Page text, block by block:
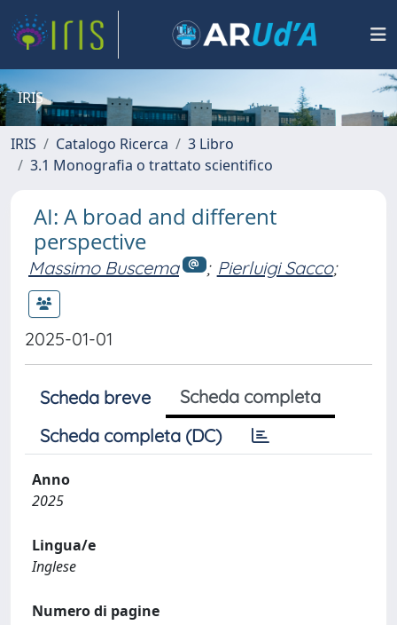
IRIS
IRIS Catalogo Ricerca
3 Libro
3.1 Monografia o trattato scientifico
AI: A broad and different
perspective
Massimo Buscema ; Pierluigi Sacco;
2025-01-01
Scheda breve
Scheda completa
Scheda completa (DC)
Anno
2025
Lingua/e
Inglese
Numero di pagine